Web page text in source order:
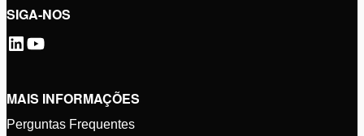
SIGA-NOS
MAIS INFORMAÇÕES
Perguntas Frequentes